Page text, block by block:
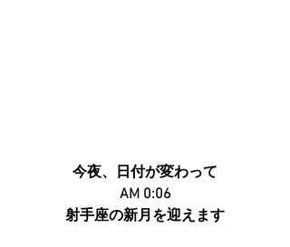
今夜、日付が変わって
AM 0:06
射手座の新月を迎えます